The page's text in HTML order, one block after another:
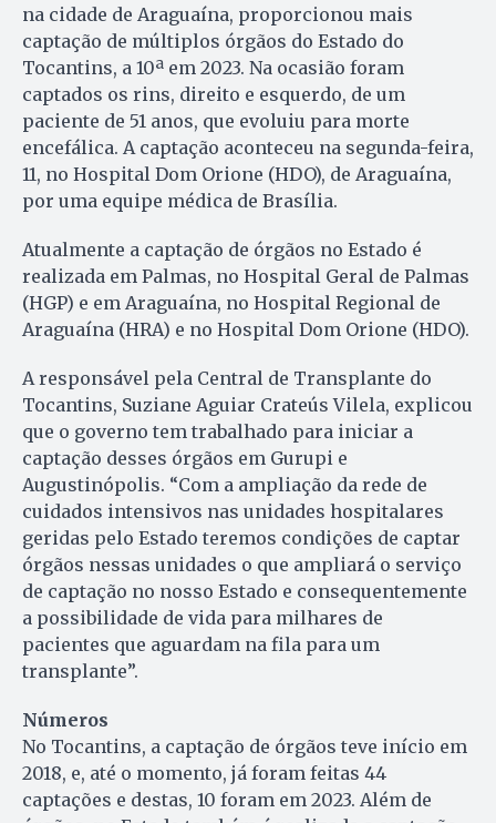
na cidade de Araguaína, proporcionou mais
captação de múltiplos órgãos do Estado do
Tocantins, a 10ª em 2023. Na ocasião foram
captados os rins, direito e esquerdo, de um
paciente de 51 anos, que evoluiu para morte
encefálica. A captação aconteceu na segunda-feira,
11, no Hospital Dom Orione (HDO), de Araguaína,
por uma equipe médica de Brasília.
Atualmente a captação de órgãos no Estado é
realizada em Palmas, no Hospital Geral de Palmas
(HGP) e em Araguaína, no Hospital Regional de
Araguaína (HRA) e no Hospital Dom Orione (HDO).
A responsável pela Central de Transplante do
Tocantins, Suziane Aguiar Crateús Vilela, explicou
que o governo tem trabalhado para iniciar a
captação desses órgãos em Gurupi e
Augustinópolis. “Com a ampliação da rede de
cuidados intensivos nas unidades hospitalares
geridas pelo Estado teremos condições de captar
órgãos nessas unidades o que ampliará o serviço
de captação no nosso Estado e consequentemente
a possibilidade de vida para milhares de
pacientes que aguardam na fila para um
transplante”.
Números
No Tocantins, a captação de órgãos teve início em
2018, e, até o momento, já foram feitas 44
captações e destas, 10 foram em 2023. Além de